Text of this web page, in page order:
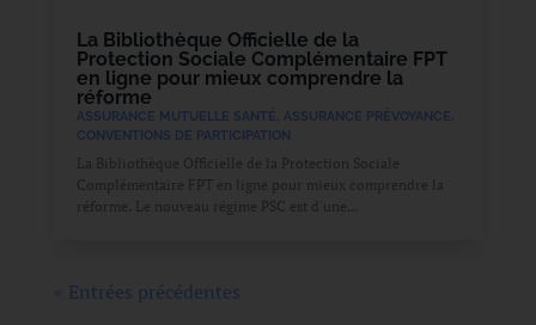
La Bibliothèque Officielle de la
Protection Sociale Complémentaire FPT
en ligne pour mieux comprendre la
réforme
ASSURANCE MUTUELLE SANTÉ, ASSURANCE PRÉVOYANCE,
CONVENTIONS DE PARTICIPATION
La Bibliothèque Officielle de la Protection Sociale
Complémentaire FPT en ligne pour mieux comprendre la
réforme. Le nouveau régime PSC est d'une...
« Entrées précédentes